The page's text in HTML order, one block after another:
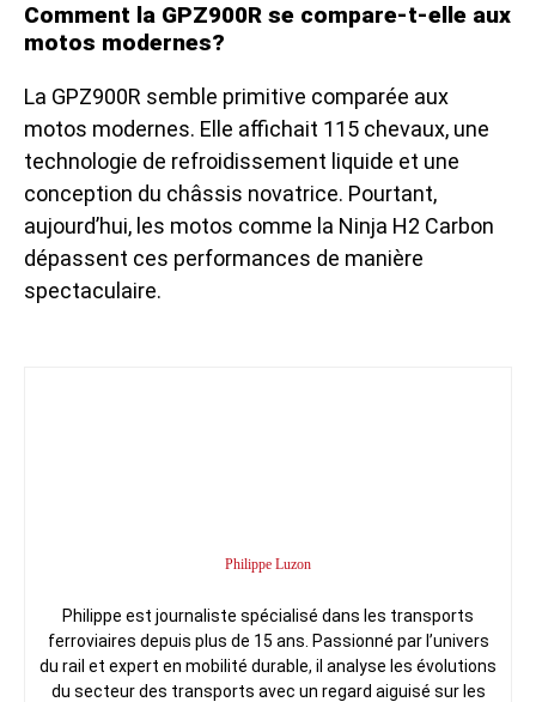
Comment la GPZ900R se compare-t-elle aux
motos modernes?
La GPZ900R semble primitive comparée aux
motos modernes. Elle affichait 115 chevaux, une
technologie de refroidissement liquide et une
conception du châssis novatrice. Pourtant,
aujourd’hui, les motos comme la Ninja H2 Carbon
dépassent ces performances de manière
spectaculaire.
Philippe Luzon
Philippe est journaliste spécialisé dans les transports
ferroviaires depuis plus de 15 ans. Passionné par l’univers
du rail et expert en mobilité durable, il analyse les évolutions
du secteur des transports avec un regard aiguisé sur les